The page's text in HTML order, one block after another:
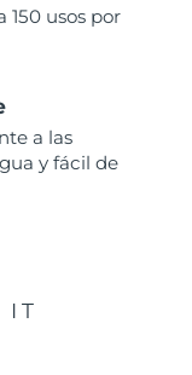
150 usos por
a las
y fácil de
IT